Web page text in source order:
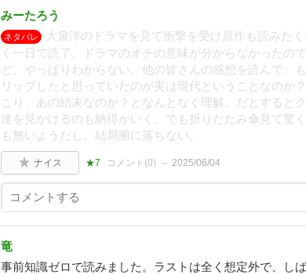
みーたろう
ネタバレ
大泉洋のドラマを見て衝撃を受け原作も読みた
く一日で読了。ドラマのオチの意味が分からなかったの
ど、やっぱりわからない。他の皆さんの感想を読んで、
リップしたと思っていたのが実は現代ということなのか
こり、あの結末なのか？となんとなく理解。だとすると
達を見かけるのも納得がいく。でも折りたたみ傘見て驚
も無いようだし、結局腑に落ちない。
ナイス ★7 コメント(0) 2025/06/04
竜
事前知識ゼロで読みました。ラストは全く想定外で、し